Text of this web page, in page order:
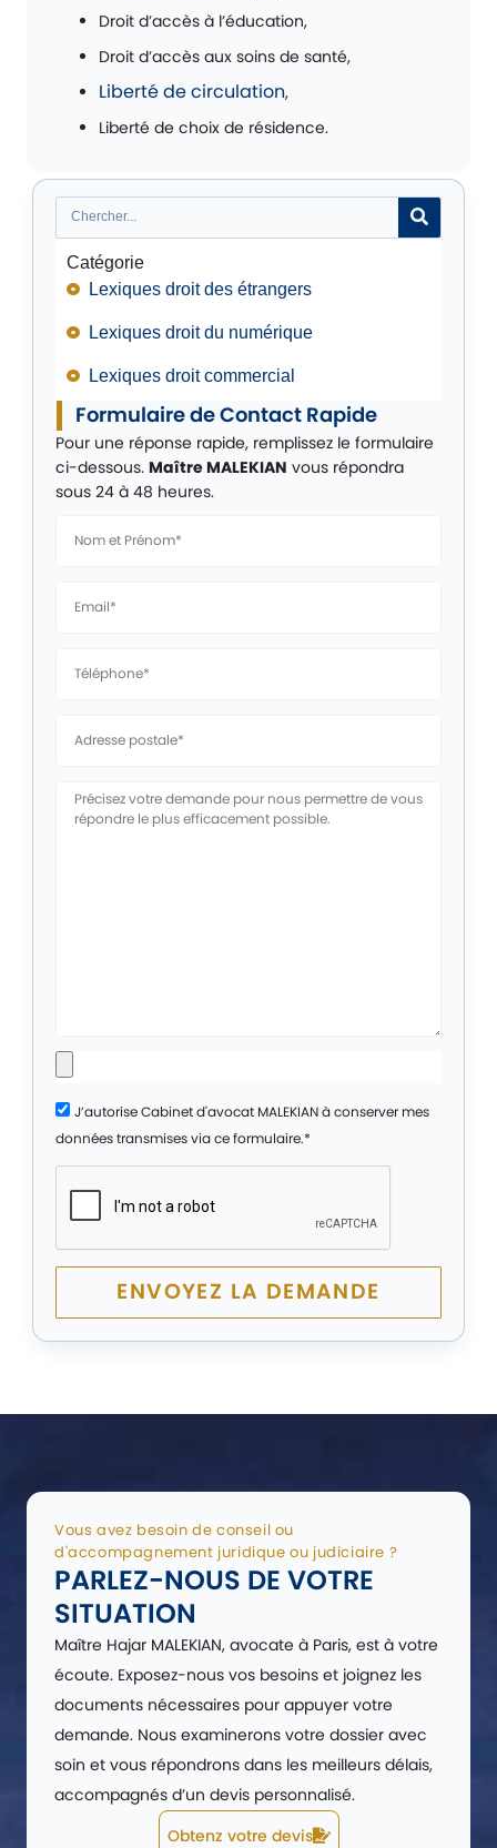
Droit d’accès à l’éducation,
Droit d’accès aux soins de santé,
Liberté de circulation,
Liberté de choix de résidence.
Catégorie
Lexiques droit des étrangers
Lexiques droit du numérique
Lexiques droit commercial
Formulaire de Contact Rapide
Pour une réponse rapide, remplissez le formulaire
ci-dessous. Maître MALEKIAN vous répondra
sous 24 à 48 heures.
J’autorise Cabinet d'avocat MALEKIAN à conserver mes
données transmises via ce formulaire.*
ENVOYEZ LA DEMANDE
Vous avez besoin de conseil ou
d'accompagnement juridique ou judiciaire ?
PARLEZ-NOUS DE VOTRE
SITUATION
Maître Hajar MALEKIAN, avocate à Paris, est à votre
écoute. Exposez-nous vos besoins et joignez les
documents nécessaires pour appuyer votre
demande. Nous examinerons votre dossier avec
soin et vous répondrons dans les meilleurs délais,
accompagnés d’un devis personnalisé.
Obtenz votre devis